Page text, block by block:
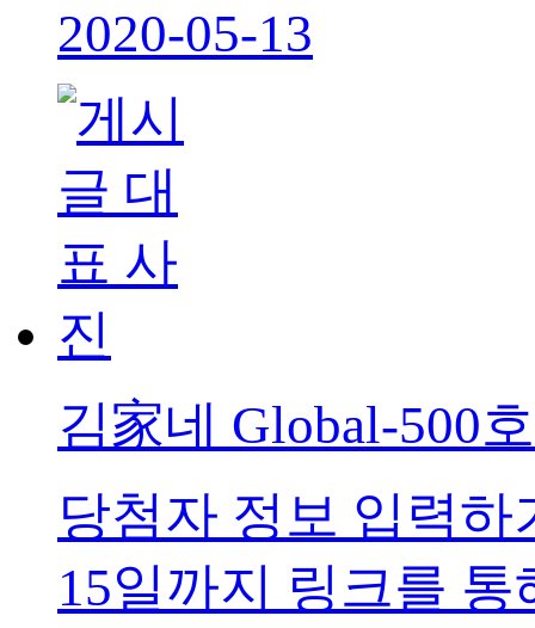
2020-05-13
김家네 Global-500
당첨자 정보 입력
15일까지 링크를